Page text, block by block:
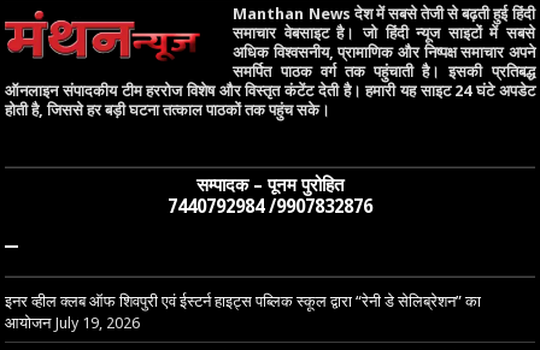
Manthan News देश में सबसे तेजी से बढ़ती हुई हिंदी
समाचार वेबसाइट है। जो हिंदी न्यूज साइटों में सबसे
अधिक विश्वसनीय, प्रामाणिक और निष्पक्ष समाचार अपने
समर्पित पाठक वर्ग तक पहुंचाती है। इसकी प्रतिबद्ध
ऑनलाइन संपादकीय टीम हररोज विशेष और विस्तृत कंटेंट देती है। हमारी यह साइट 24 घंटे अपडेट
होती है, जिससे हर बड़ी घटना तत्काल पाठकों तक पहुंच सके।
सम्पादक – पूनम पुरोहित
7440792984 /9907832876
–
इनर व्हील क्लब ऑफ शिवपुरी एवं ईस्टर्न हाइट्स पब्लिक स्कूल द्वारा “रेनी डे सेलिब्रेशन” का
आयोजन July 19, 2026